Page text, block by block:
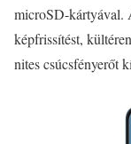
microSD-kártyával.
képfrissítést,
nites csúcsfényerőt